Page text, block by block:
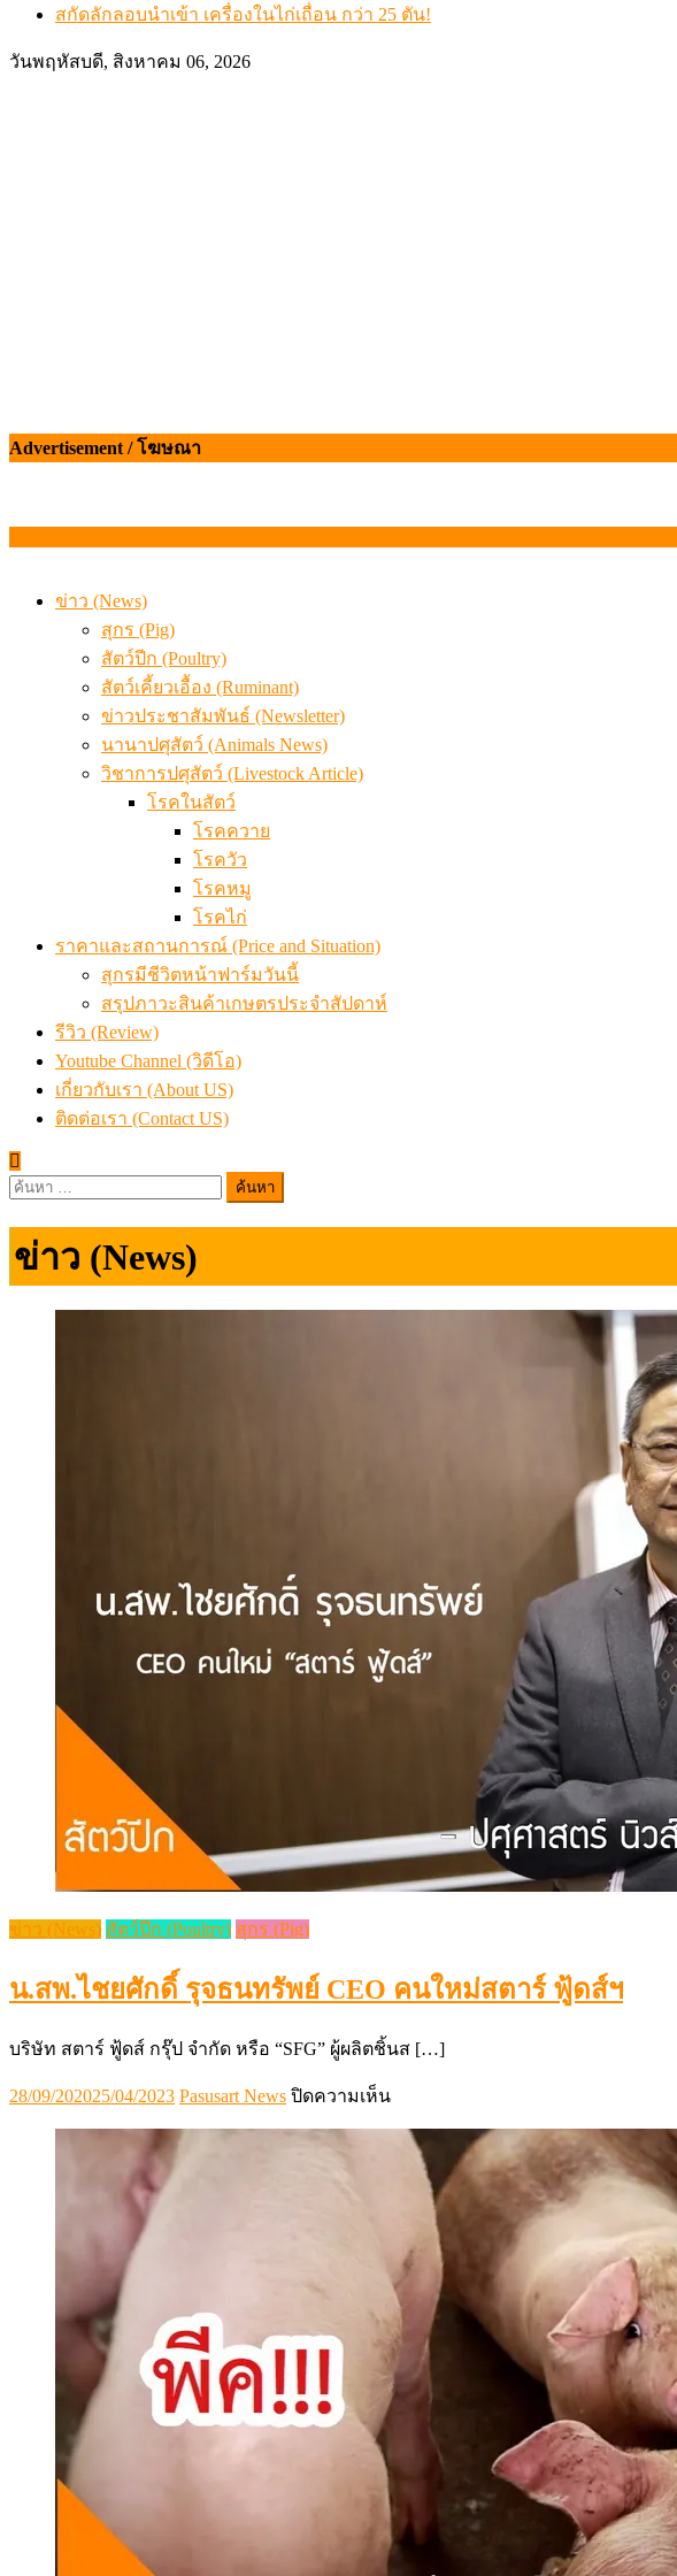
สกัดลักลอบนำเข้า เครื่องในไก่เถื่อน กว่า 25 ตัน!
วันพฤหัสบดี, สิงหาคม 06, 2026
Advertisement / โฆษณา
ข่าว (News)
สุกร (Pig)
สัตว์ปีก (Poultry)
สัตว์เคี้ยวเอื้อง (Ruminant)
ข่าวประชาสัมพันธ์ (Newsletter)
นานาปศุสัตว์ (Animals News)
วิชาการปศุสัตว์ (Livestock Article)
โรคในสัตว์
โรคควาย
โรควัว
โรคหมู
โรคไก่
ราคาและสถานการณ์ (Price and Situation)
สุกรมีชีวิตหน้าฟาร์มวันนี้
สรุปภาวะสินค้าเกษตรประจำสัปดาห์
รีวิว (Review)
Youtube Channel (วิดีโอ)
เกี่ยวกับเรา (About US)
ติดต่อเรา (Contact US)
ค้นหา
ข่าว (News)
ข่าว (News) สัตว์ปีก (Poultry) สุกร (Pig)
น.สพ.ไชยศักดิ์ รุจธนทรัพย์ CEO คนใหม่สตาร์ ฟู้ดส์ฯ
บริษัท สตาร์ ฟู้ดส์ กรุ๊ป จำกัด หรือ “SFG” ผู้ผลิตชิ้นส […]
Posted
on
28/09/202025/04/2023 Author
Pasusart News ปิดความเห็นบน
ศักดิ์
CEO
คน
ใหม่
ส
ตาร์
ฟู้ดส์ฯ